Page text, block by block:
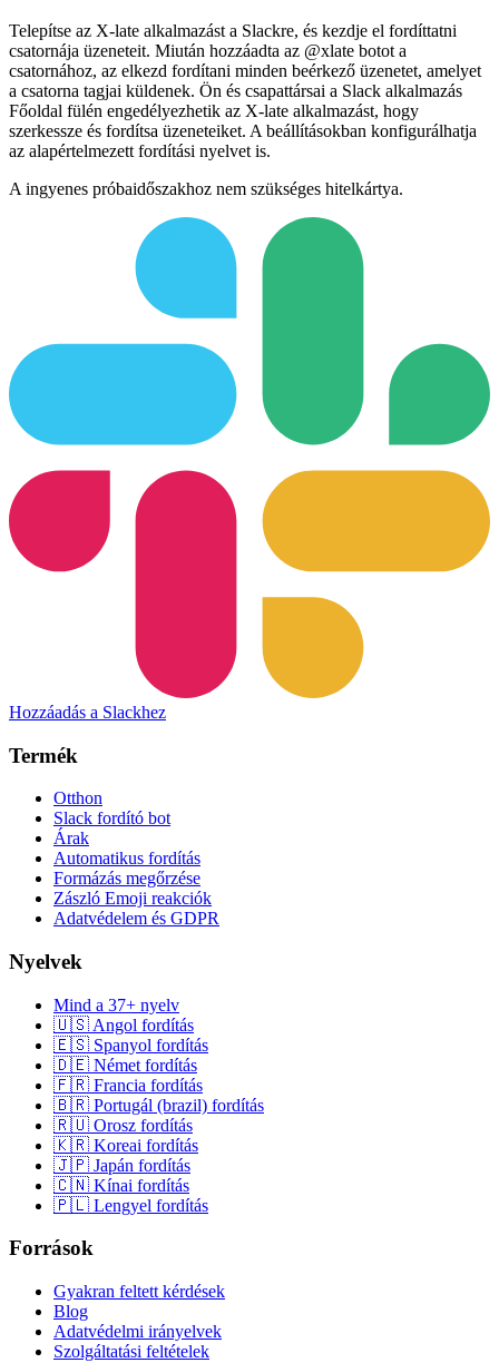
Telepítse az X-late alkalmazást a Slackre, és kezdje el fordíttatni
csatornája üzeneteit. Miután hozzáadta az @xlate botot a
csatornához, az elkezd fordítani minden beérkező üzenetet, amelyet
a csatorna tagjai küldenek. Ön és csapattársai a Slack alkalmazás
Főoldal fülén engedélyezhetik az X-late alkalmazást, hogy
szerkessze és fordítsa üzeneteiket. A beállításokban konfigurálhatja
az alapértelmezett fordítási nyelvet is.
A ingyenes próbaidőszakhoz nem szükséges hitelkártya.
Hozzáadás a Slackhez
Termék
Otthon
Slack fordító bot
Árak
Automatikus fordítás
Formázás megőrzése
Zászló Emoji reakciók
Adatvédelem és GDPR
Nyelvek
Mind a 37+ nyelv
🇺🇸 Angol fordítás
🇪🇸 Spanyol fordítás
🇩🇪 Német fordítás
🇫🇷 Francia fordítás
🇧🇷 Portugál (brazil) fordítás
🇷🇺 Orosz fordítás
🇰🇷 Koreai fordítás
🇯🇵 Japán fordítás
🇨🇳 Kínai fordítás
🇵🇱 Lengyel fordítás
Források
Gyakran feltett kérdések
Blog
Adatvédelmi irányelvek
Szolgáltatási feltételek